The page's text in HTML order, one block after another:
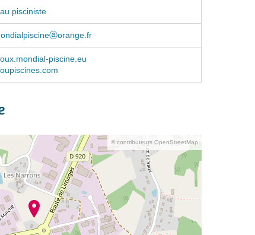
pisciniste
piscine.eu
© contributeurs OpenStreetMap